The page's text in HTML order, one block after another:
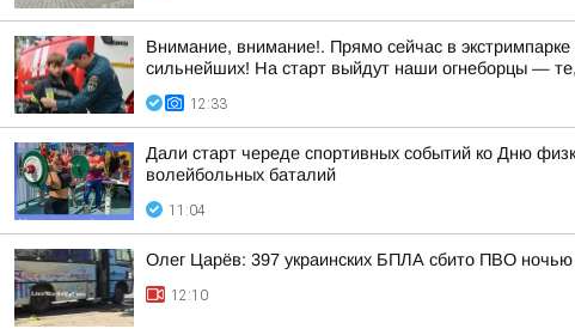
Внимание, внимание!. Прямо сейчас в
сильнейших! На старт выйдут наши огнеборцы —
12:33
Дали старт череде спортивных событий ко Дню
волейбольных баталий
11:04
Олег Царёв: 397 украинских БПЛА сбито ПВО
12:10